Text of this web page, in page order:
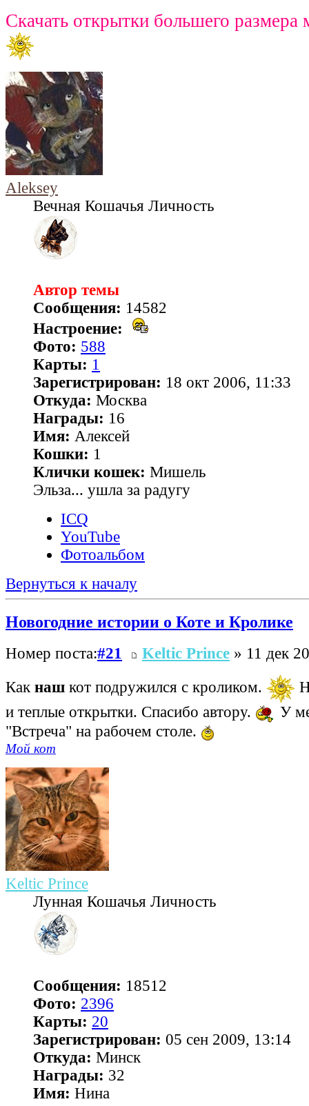
Скачать открытки большего размера
Aleksey
Вечная Кошачья Личность
Автор темы
Сообщения: 14582
Настроение:
Фото: 588
Карты: 1
Зарегистрирован: 18 окт 2006, 11:33
Откуда: Москва
Награды: 16
Имя: Алексей
Кошки: 1
Клички кошек: Мишель
Эльза... ушла за радугу
ICQ
YouTube
Фотоальбом
Вернуться к началу
Новогодние истории о Коте и Кролике
Номер поста:#21 Keltic Prince » 11 дек
Как наш кот подружился с кроликом.
и теплые открытки. Спасибо автору.
У
"Встреча" на рабочем столе.
Мой кот
Keltic Prince
Лунная Кошачья Личность
Сообщения: 18512
Фото: 2396
Карты: 20
Зарегистрирован: 05 сен 2009, 13:14
Откуда: Минск
Награды: 32
Имя: Нина